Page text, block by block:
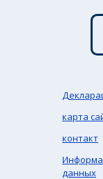
карта
контакт
данных